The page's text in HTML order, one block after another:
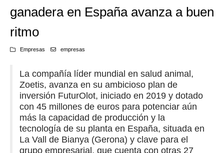
ganadera en España avanza a buen
ritmo
Empresas empresas
La compañía líder mundial en salud animal,
Zoetis, avanza en su ambicioso plan de
inversión FuturOlot, iniciado en 2019 y dotado
con 45 millones de euros para potenciar aún
más la capacidad de producción y la
tecnología de su planta en España, situada en
La Vall de Bianya (Gerona) y clave para el
grupo empresarial, que cuenta con otras 27